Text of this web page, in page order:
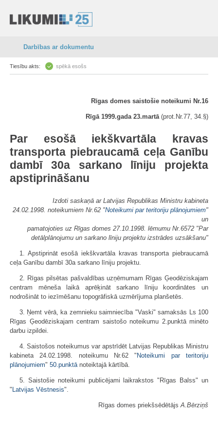
Darbības ar dokumentu
Tiesību akts: spēkā esošs
Rīgas domes saistošie noteikumi Nr.16
Rīgā 1999.gada 23.martā(prot.Nr.77, 34.§)
Par esošā iekškvartāla kravas
transporta piebraucamā ceļa Ganību
dambī 30a sarkano līniju projekta
apstiprināšanu
Izdoti saskaņā ar Latvijas Republikas Ministru kabineta
24.02.1998. noteikumiem Nr.62 "Noteikumi par teritoriju plānojumiem"
un
pamatojoties uz Rīgas domes 27.10.1998. lēmumu Nr.6572 "Par
detālplānojumu un sarkano līniju projektu izstrādes uzsākšanu"
1. Apstiprināt esošā iekškvartāla kravas transporta piebraucamā
ceļa Ganību dambī 30a sarkano līniju projektu.
2. Rīgas pilsētas pašvaldības uzņēmumam Rīgas Ģeodēziskajam
centram mēneša laikā aprēķināt sarkano līniju koordinātes un
nodrošināt to iezīmēšanu topogrāfiskā uzmērījuma planšetēs.
3. Ņemt vērā, ka zemnieku saimniecība "Vaski" samaksās Ls 100
Rīgas Ģeodēziskajam centram saistošo noteikumu 2.punktā minēto
darbu izpildei.
4. Saistošos noteikumus var apstrīdēt Latvijas Republikas Ministru
kabineta 24.02.1998. noteikumu Nr.62 " Noteikumi par teritoriju
plānojumiem" 50.punktānoteiktajā kārtībā.
5. Saistošie noteikumi publicējami laikrakstos "Rīgas Balss" un
" Latvijas Vēstnesis".
Rīgas domes priekšsēdētājsA.Bērziņš